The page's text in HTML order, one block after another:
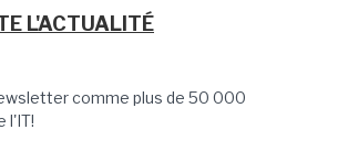
L'ACTUALITÉ
comme plus de 50 000
l'IT!